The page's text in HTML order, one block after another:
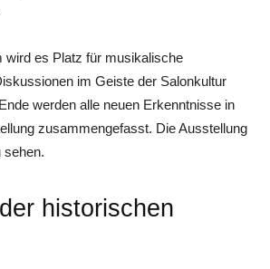
wird es Platz für musikalische
im Geiste der Salonkultur
werden alle neuen Erkenntnisse in
zusammengefasst. Die Ausstellung
sehen.
historischen